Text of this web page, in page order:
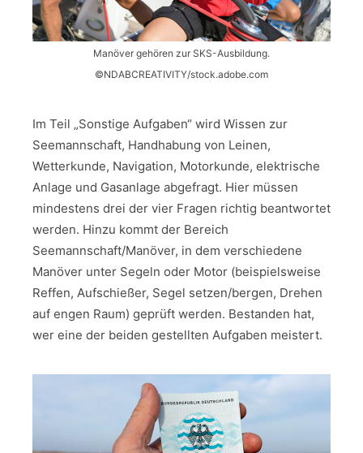
Manöver gehören zur SKS-Ausbildung.
©NDABCREATIVITY/stock.adobe.com
Im Teil „Sonstige Aufgaben“ wird Wissen zur
Seemannschaft, Handhabung von Leinen,
Wetterkunde, Navigation, Motorkunde, elektrische
Anlage und Gasanlage abgefragt. Hier müssen
mindestens drei der vier Fragen richtig beantwortet
werden. Hinzu kommt der Bereich
Seemannschaft/Manöver, in dem verschiedene
Manöver unter Segeln oder Motor (beispielsweise
Reffen, Aufschießer, Segel setzen/bergen, Drehen
auf engen Raum) geprüft werden. Bestanden hat,
wer eine der beiden gestellten Aufgaben meistert.